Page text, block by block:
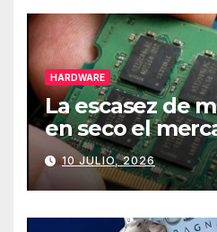
HARDWARE
La escasez de
en seco el
de PCs
10 JULIO, 2026